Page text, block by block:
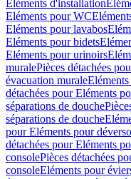
Eléments d'installation
Eléments pour WC
Eléments pour lavabos
Eléments pour bidets
Eléments pour urinoirs
muralePièces détachées
évacuation murale
détachées pour Eléments
séparations de douche
séparations de douche
pour Eléments pour
détachées pour Eléments
consolePièces détachées
consoleEléments pour